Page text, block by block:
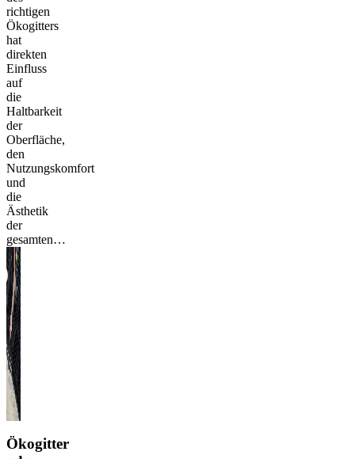
richtigen
Ökogitters
hat
direkten
Einfluss
auf
die
Haltbarkeit
der
Oberfläche,
den
Nutzungskomfort
und
die
Ästhetik
der
gesamten…
Ökogitter